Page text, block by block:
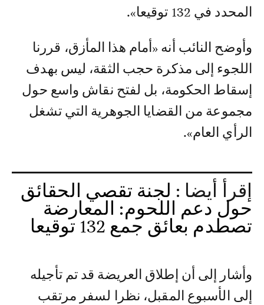
المحدد في 132 توقيعا».
وأوضح النائب أنه «أمام هذا المأزق، قررنا
اللجوء إلى مذكرة حجب الثقة، ليس بهدف
إسقاط الحكومة، بل لفتح نقاش واسع حول
مجموعة من القضايا الجوهرية التي تشغل
الرأي العام».
إقرأ أيضا : لجنة تقصي الحقائق
حول دعم اللحوم: المعارضة
تصطدم بعائق جمع 132 توقيعا
وأشار إلى أن إطلاق العريضة قد تم تأجيله
إلى الأسبوع المقبل، نظرا لسفر مرتقب